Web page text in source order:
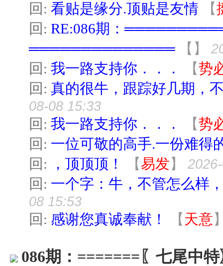
回: 看贴是缘分.顶贴是友情 【
回: RE:086期：
══════════════
【 】
回: 我一路支持你．．． 【势
回: 真的很牛，跟踪好几期，
08-08 15:33
回: 我一路支持你．．． 【势
回: 一位可敬的高手.一份难得
回:
，顶顶顶！ 【易发】
回: 一个字：牛，不管怎么样
08 15:53
回: 感谢您真诚奉献！ 【 天意
086期：=======〖七尾中